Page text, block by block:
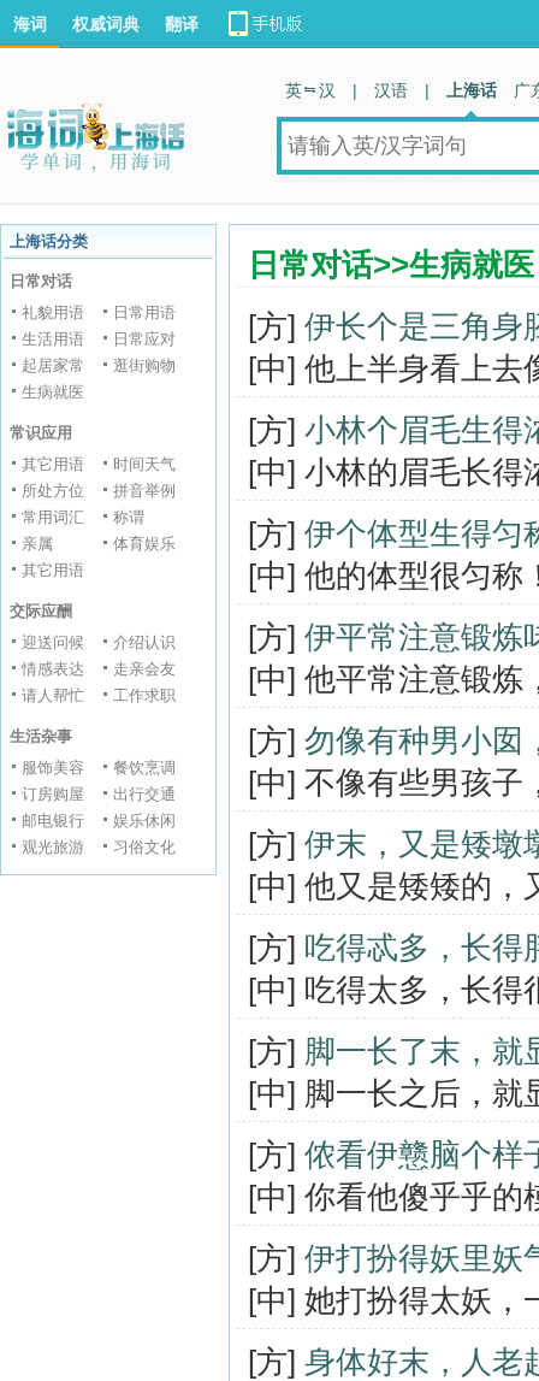
海词 权威词典 翻译
英 汉 | 汉语 | 上海话 广
上海话分类
日常对话
礼貌用语
日常用语
生活用语
日常应对
起居家常
逛街购物
生病就医
常识应用
其它用语
时间天气
所处方位
拼音举例
常用词汇
称谓
亲属
体育娱乐
其它用语
交际应酬
迎送问候
介绍认识
情感表达
走亲会友
请人帮忙
工作求职
生活杂事
服饰美容
餐饮烹调
订房购屋
出行交通
邮电银行
娱乐休闲
观光旅游
习俗文化
日常对话>>生病就医
[方] 伊长个是三角身
[中] 他上半身看上去
[方] 小林个眉毛生得
[中] 小林的眉毛长得
[方] 伊个体型生得匀
[中] 他的体型很匀称
[方] 伊平常注意锻炼
[中] 他平常注意锻炼
[方] 勿像有种男小囡
[中] 不像有些男孩子
[方] 伊末，又是矮墩
[中] 他又是矮矮的，
[方] 吃得忒多，长得
[中] 吃得太多，长得
[方] 脚一长了末，就
[中] 脚一长之后，就
[方] 侬看伊戆脑个样
[中] 你看他傻乎乎的
[方] 伊打扮得妖里妖
[中] 她打扮得太妖，
[方] 身体好末，人老